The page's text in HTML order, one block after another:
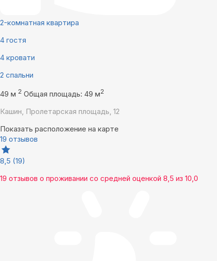
2-комнатная квартира
4 гостя
4 кровати
2 спальни
49 м 2 Общая площадь: 49 м2
Кашин, Пролетарская площадь, 12
Показать расположение на карте
19 отзывов
8,5 (19)
19 отзывов о проживании со средней оценкой 8,5 из 10,0